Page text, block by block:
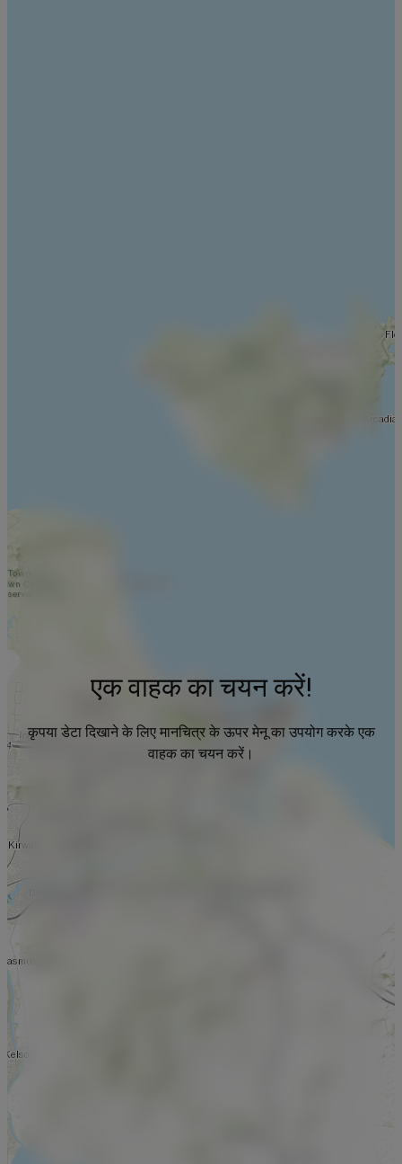
एक वाहक का चयन करें!
कृपया डेटा दिखाने के लिए मानचित्र के ऊपर मेनू का उपयोग करके एक
वाहक का चयन करें।